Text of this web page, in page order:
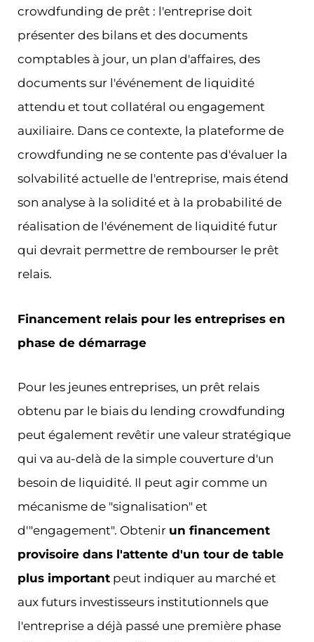
crowdfunding de prêt : l'entreprise doit
présenter des bilans et des documents
comptables à jour, un plan d'affaires, des
documents sur l'événement de liquidité
attendu et tout collatéral ou engagement
auxiliaire. Dans ce contexte, la plateforme de
crowdfunding ne se contente pas d'évaluer la
solvabilité actuelle de l'entreprise, mais étend
son analyse à la solidité et à la probabilité de
réalisation de l'événement de liquidité futur
qui devrait permettre de rembourser le prêt
relais.
Financement relais pour les entreprises en
phase de démarrage
Pour les jeunes entreprises, un prêt relais
obtenu par le biais du lending crowdfunding
peut également revêtir une valeur stratégique
qui va au-delà de la simple couverture d'un
besoin de liquidité. Il peut agir comme un
mécanisme de "signalisation" et
d'"engagement". Obtenir un financement
provisoire dans l'attente d'un tour de table
plus important peut indiquer au marché et
aux futurs investisseurs institutionnels que
l'entreprise a déjà passé une première phase